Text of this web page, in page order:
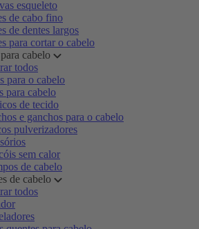
esqueleto
de cabo fino
de dentes largos
para cortar o cabelo
cabelo
todos
para o cabelo
para cabelo
de tecido
e ganchos para o cabelo
pulverizadores
sem calor
de cabelo
de cabelo
todos